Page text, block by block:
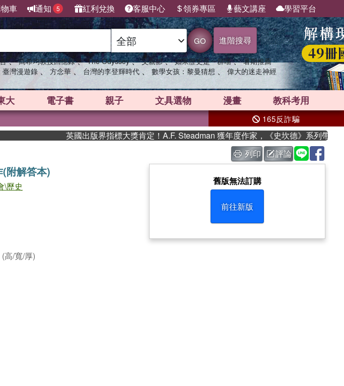
車 通知 5 紅利兌換 客服中心 領券專區 藝文講座 學習平台
GO 進階搜尋
、 高希均教授回憶錄 、 The Odyssey 、 父親節 、 如果歷史是一群喵 、 暑期推薦
臺灣漫遊錄 、 方念華 、 台灣的李登輝時代 、 數學女孩：黎曼猜想 、 偉大的迷走神經
大 電子書 親子 文具選物 漫畫 教科考用
165反詐騙
英國出版界指標大獎肯定！A.F. Steadman 獲年度作家，《史坎德》系列帶你踏上熱
列印 評論
附解答本)
\歷史
高/寬/厚)
舊版無法訂購
前往新版